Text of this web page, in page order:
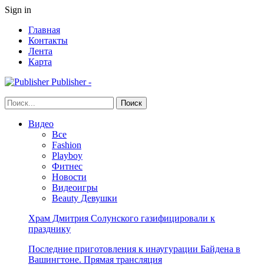
Sign in
Главная
Контакты
Лента
Карта
Publisher -
Видео
Все
Fashion
Playboy
Фитнес
Новости
Видеоигры
Beauty Девушки
Храм Дмитрия Солунского газифицировали к
празднику
Последние приготовления к инаугурации Байдена в
Вашингтоне. Прямая трансляция